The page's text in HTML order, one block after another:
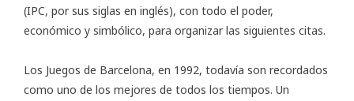
(IPC, por sus siglas en inglés), con todo el poder,
económico y simbólico, para organizar las siguientes citas.
Los Juegos de Barcelona, en 1992, todavía son recordados
como uno de los mejores de todos los tiempos. Un